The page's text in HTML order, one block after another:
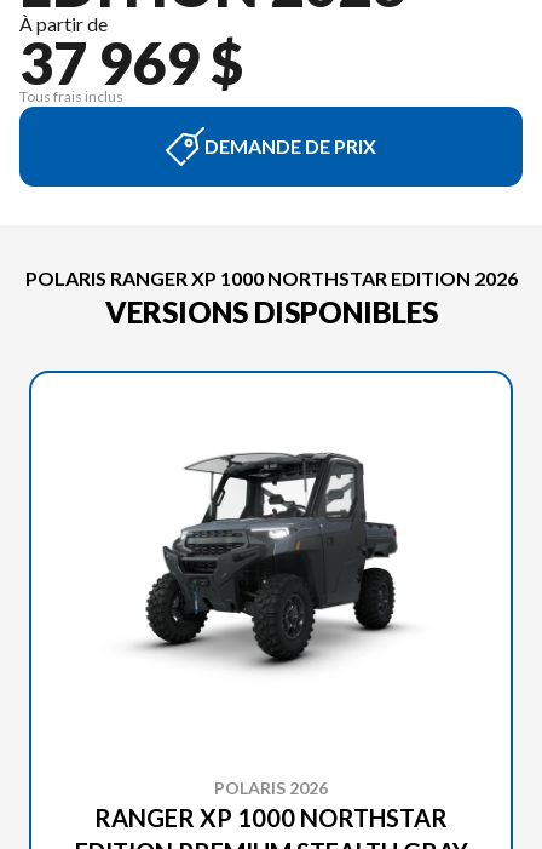
À partir de
37 969 $
Tous frais inclus
DEMANDE DE PRIX
POLARIS RANGER XP 1000 NORTHSTAR EDITION 2026
VERSIONS DISPONIBLES
POLARIS 2026
RANGER XP 1000 NORTHSTAR